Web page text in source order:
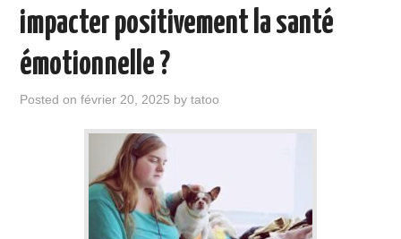
ÉVÉNEMENTS
INSPIRATION
SOINS DES TATOUAGES
impacter positivement la santé
émotionnelle ?
Posted onfévrier 20, 2025 bytatoo